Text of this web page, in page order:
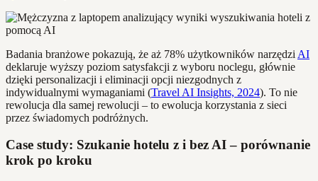
Badania branżowe pokazują, że aż 78% użytkowników narzędzi AI
deklaruje wyższy poziom satysfakcji z wyboru noclegu, głównie
dzięki personalizacji i eliminacji opcji niezgodnych z
indywidualnymi wymaganiami (Travel AI Insights, 2024). To nie
rewolucja dla samej rewolucji – to ewolucja korzystania z sieci
przez świadomych podróżnych.
Case study: Szukanie hotelu z i bez AI – porównanie
krok po kroku